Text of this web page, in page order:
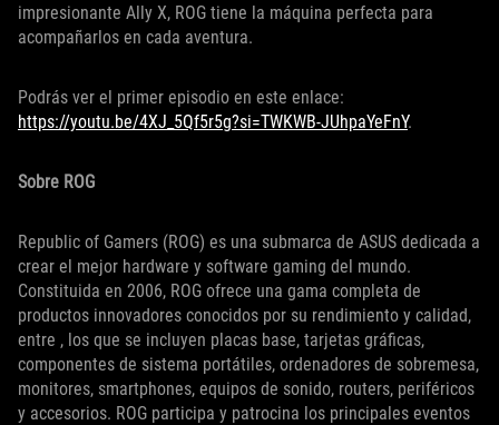
impresionante Ally X, ROG tiene la máquina perfecta para
acompañarlos en cada aventura.
Podrás ver el primer episodio en este enlace:
https://youtu.be/4XJ_5Qf5r5g?si=TWKWB-JUhpaYeFnY.
Sobre ROG
Republic of Gamers (ROG) es una submarca de ASUS dedicada a
crear el mejor hardware y software gaming del mundo.
Constituida en 2006, ROG ofrece una gama completa de
productos innovadores conocidos por su rendimiento y calidad,
entre , los que se incluyen placas base, tarjetas gráficas,
componentes de sistema portátiles, ordenadores de sobremesa,
monitores, smartphones, equipos de sonido, routers, periféricos
y accesorios. ROG participa y patrocina los principales eventos